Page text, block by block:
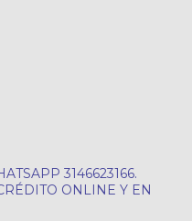
3146623166.
ONLINE Y EN